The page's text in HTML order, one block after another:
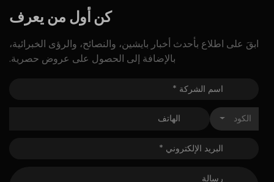
كنأول من يعرف
ابقَ على اطلاع بأحدث أخبار بايشين، والنصائح، والرؤى الخبرائية،
بالإضافة إلى الحصول على عروض حصرية.
الكود